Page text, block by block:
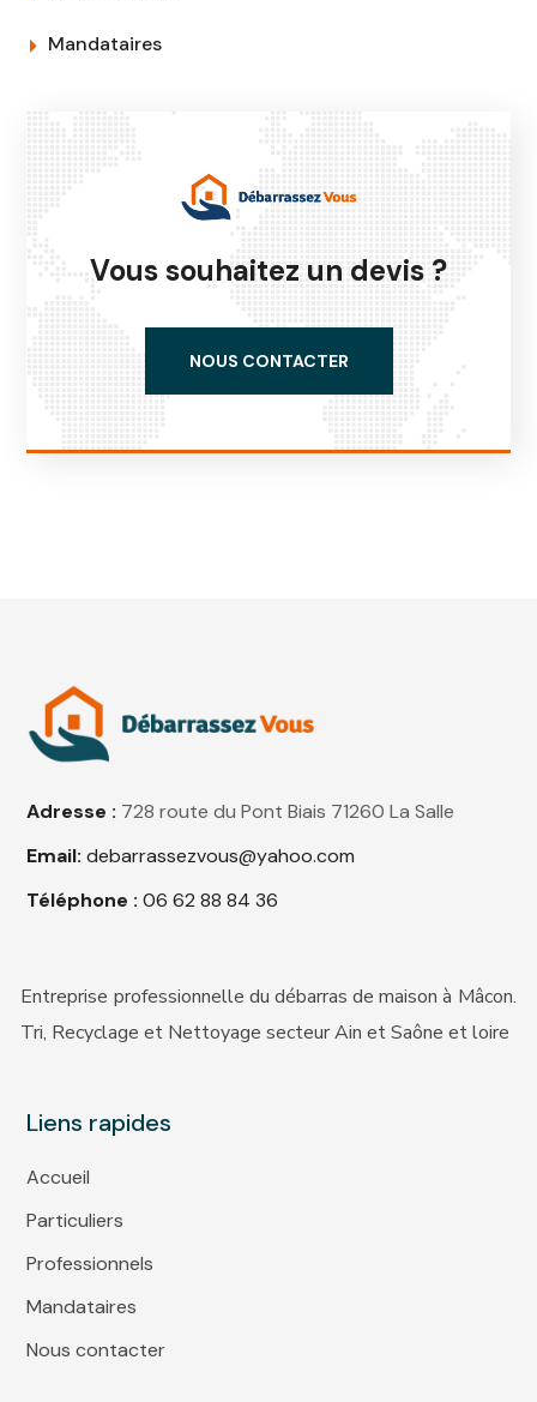
Mandataires
Vous souhaitez un devis ?
NOUS CONTACTER
Adresse : 728 route du Pont Biais 71260 La Salle
Email:debarrassezvous@yahoo.com
Téléphone :06 62 88 84 36
Entreprise professionnelle du débarras de maison à Mâcon.
Tri, Recyclage et Nettoyagesecteur Ain et Saône et loire
Liens rapides
Accueil
Particuliers
Professionnels
Mandataires
Nous contacter